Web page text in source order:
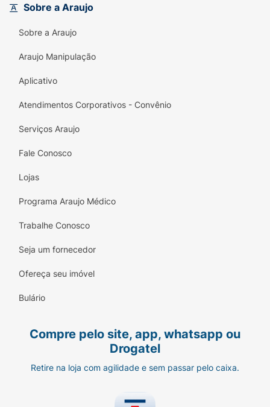
Seed Oil, Prunus Amygdalus Dulcis Oil,
Etidronic acid, Linalool, Citronellol, Geraniol,
Parfum, CI 77891, CI 12490, CI 74160.
Sobre a Araujo
Sobre a Araujo
Araujo Manipulação
Aplicativo
Atendimentos Corporativos - Convênio
Serviços Araujo
Fale Conosco
Lojas
Programa Araujo Médico
Trabalhe Conosco
Seja um fornecedor
Ofereça seu imóvel
Bulário
Compre pelo site, app, whatsapp ou
Drogatel
Retire na loja com agilidade e sem passar pelo caixa.